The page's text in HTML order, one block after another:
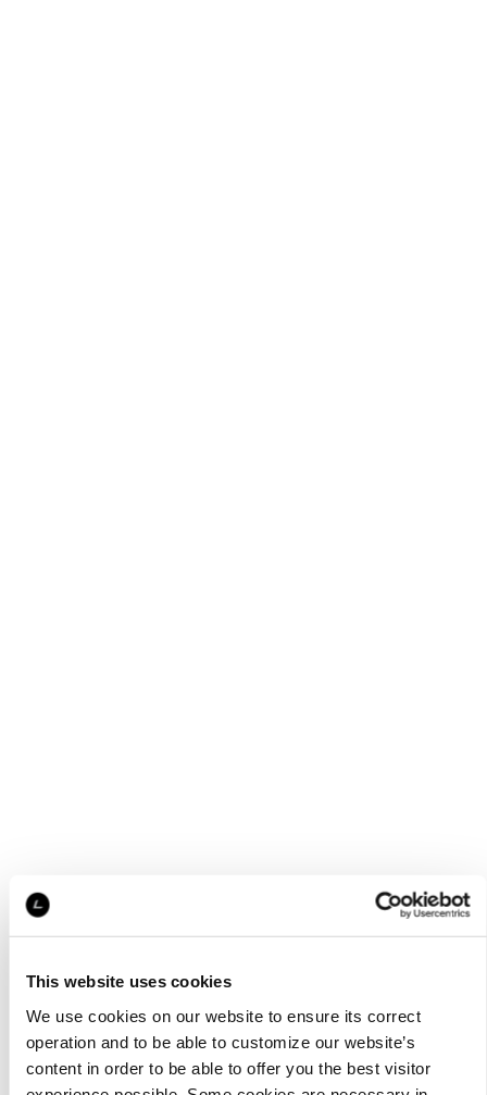
This website uses cookies
We use cookies on our website to ensure its correct
operation and to be able to customize our website’s
content in order to be able to offer you the best visitor